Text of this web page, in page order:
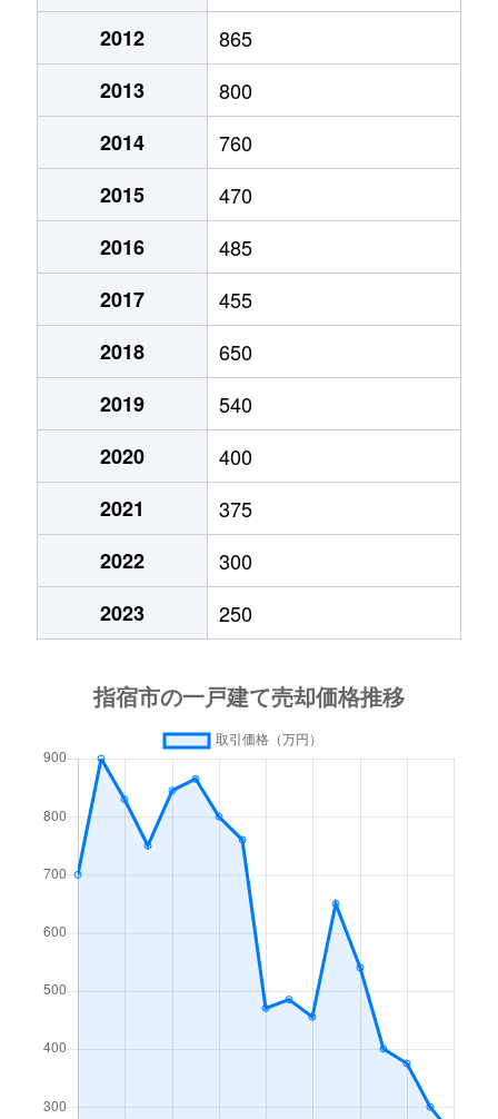
山川福元 49万円
湯の浜
400万円
湯の浜
380万円
2012
865
2013
800
2014
760
2015
470
2016
485
2017
455
2018
650
2019
540
2020
400
2021
375
2022
300
2023
250